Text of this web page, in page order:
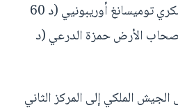
وسجل هدفي الفريق العسكري توميسانغ أوريبونيي (د 60
وقع لأصحاب الأرض حمزة الدرعي (د
الملكي إلى المركز الثاني